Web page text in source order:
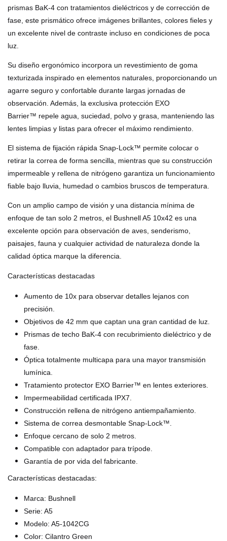
prismas BaK-4 con tratamientos dieléctricos y de corrección de
fase, este prismático ofrece imágenes brillantes, colores fieles y
un excelente nivel de contraste incluso en condiciones de poca
luz.
Su diseño ergonómico incorpora un revestimiento de goma
texturizada inspirado en elementos naturales, proporcionando un
agarre seguro y confortable durante largas jornadas de
observación. Además, la exclusiva protección EXO
Barrier™ repele agua, suciedad, polvo y grasa, manteniendo las
lentes limpias y listas para ofrecer el máximo rendimiento.
El sistema de fijación rápida Snap-Lock™ permite colocar o
retirar la correa de forma sencilla, mientras que su construcción
impermeable y rellena de nitrógeno garantiza un funcionamiento
fiable bajo lluvia, humedad o cambios bruscos de temperatura.
Con un amplio campo de visión y una distancia mínima de
enfoque de tan solo 2 metros, el Bushnell A5 10x42 es una
excelente opción para observación de aves, senderismo,
paisajes, fauna y cualquier actividad de naturaleza donde la
calidad óptica marque la diferencia.
Características destacadas
Aumento de 10x para observar detalles lejanos con
precisión.
Objetivos de 42 mm que captan una gran cantidad de luz.
Prismas de techo BaK-4 con recubrimiento dieléctrico y de
fase.
Óptica totalmente multicapa para una mayor transmisión
lumínica.
Tratamiento protector EXO Barrier™ en lentes exteriores.
Impermeabilidad certificada IPX7.
Construcción rellena de nitrógeno antiempañamiento.
Sistema de correa desmontable Snap-Lock™.
Enfoque cercano de solo 2 metros.
Compatible con adaptador para trípode.
Garantía de por vida del fabricante.
Características destacadas:
Marca: Bushnell
Serie: A5
Modelo: A5-1042CG
Color: Cilantro Green